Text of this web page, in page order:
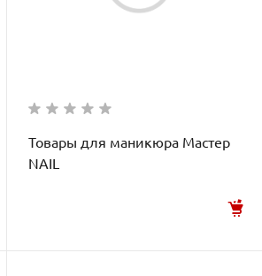
Товары для маникюра Мастер
NAIL